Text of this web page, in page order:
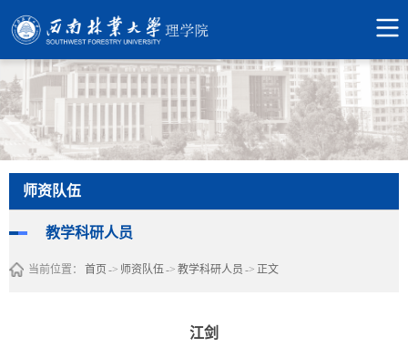
师资队伍
教学科研人员
当前位置： 首页-> 师资队伍 -> 教学科研人员 -> 正文
江剑